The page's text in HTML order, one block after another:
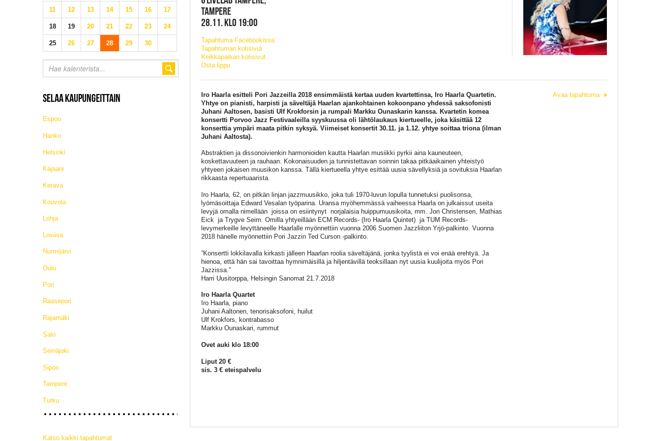
11 12 13 14 15 16 17
18 19 20 21 22 23 24
25 26 27 28 29 30
SELAA KAUPUNGEITTAIN
Espoo
Hanko
Helsinki
Kajaani
Kerava
Kouvola
Lohja
Loviisa
Nurmijärvi
Oulu
Pori
Raasepori
Rajamäki
Salo
Seinäjoki
Sipoo
Tampere
Turku
Katso kaikki tapahtumat
TAMPERE
28.11. KLO 19:00
Tapahtuma Facebookissa
Tapahtuman kotisivut
Keikkapaikan kotisivut
Osta lippu
Iro Haarla esitteli Pori Jazzeilla 2018 ensimmäistä kertaa uuden kvartettinsa, Iro Haarla Quartetin.
Yhtye on pianisti, harpisti ja säveltäjä Haarlan ajankohtainen kokoonpano yhdessä saksofonisti
Juhani Aaltosen, basisti Ulf Krokforsin ja rumpali Markku Ounaskarin kanssa. Kvartetin komea
konsertti Porvoo Jazz Festivaaleilla syyskuussa oli lähtölaukaus kiertueelle, joka käsittää 12
konserttia ympäri maata pitkin syksyä. Viimeiset konsertit 30.11. ja 1.12. yhtye soittaa triona (ilman
Juhani Aaltosta).
Abstraktien ja dissonoivienkin harmonioiden kautta Haarlan musiikki pyrkii aina kauneuteen,
koskettavuuteen ja rauhaan. Kokonaisuuden ja tunnistettavan soinnin takaa pitkäaikainen yhteistyö
yhtyeen jokaisen muusikon kanssa. Tällä kiertueella yhtye esittää uusia sävellyksiä ja sovituksia Haarlan
rikkaasta repertuaarista.
Iro Haarla, 62, on pitkän linjan jazzmuusikko, joka tuli 1970-luvun lopulla tunnetuksi puolisonsa,
lyömäsoittaja Edward Vesalan työparina. Uransa myöhemmässä vaiheessa Haarla on julkaissut useita
levyjä omalla nimellään joissa on esiintynyt norjalaisia huippumuusikoita, mm. Jon Christensen, Mathias
Eick ja Trygve Seim. Omilla yhtyeillään ECM Records- (Iro Haarla Quintet) ja TUM Records-
levymerkeille levyttäneelle Haarlalle myönnettiin vuonna 2006 Suomen Jazzliiton Yrjö-palkinto. Vuonna
2018 hänelle myönnettiin Pori Jazzin Ted Curson -palkinto.
”Konsertti lokkilavalla kirkasti jälleen Haarlan roolia säveltäjänä, jonka tyylistä ei voi enää erehtyä. Ja
hienoa, että hän sai tavoittaa hymnimäisillä ja hiljentävillä teoksillaan nyt uusia kuulijoita myös Pori
Jazzissa.”
Harri Uusitorppa, Helsingin Sanomat 21.7.2018
Iro Haarla Quartet
Iro Haarla, piano
Juhani Aaltonen, tenorisaksofoni, huilut
Ulf Krokfors, kontrabasso
Markku Ounaskari, rummut
Ovet auki klo 18:00
Liput 20 €
sis. 3 € eteispalvelu
Avaa tapahtuma